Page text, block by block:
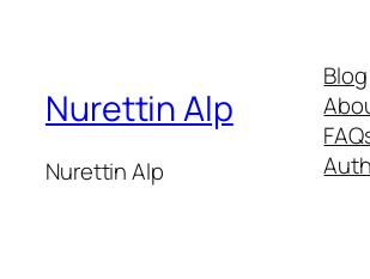
Nurettin Alp
Nurettin Alp
Blog